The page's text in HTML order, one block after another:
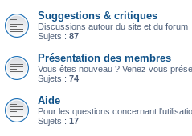
Suggestions & critiques
Discussions autour du site et du forum
Sujets : 87
Présentation des membres
Vous êtes nouveau ? Venez vous
Sujets : 74
Aide
Pour les questions concernant
Sujets : 17